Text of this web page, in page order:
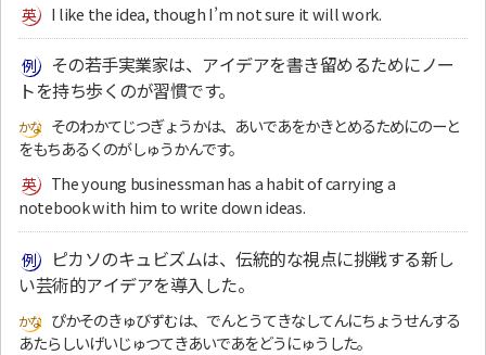
I like the idea, though I’m not sure it will work.
その若手実業家は、アイデアを書き留めるためにノー
トを持ち歩くのが習慣です。
そのわかてじつぎょうかは、あいであをかきとめるためにのーと
をもちあるくのがしゅうかんです。
The young businessman has a habit of carrying a
notebook with him to write down ideas.
ピカソのキュビズムは、伝統的な視点に挑戦する新し
い芸術的アイデアを導入した。
ぴかそのきゅびずむは、でんとうてきなしてんにちょうせんする
あたらしいげいじゅつてきあいであをどうにゅうした。